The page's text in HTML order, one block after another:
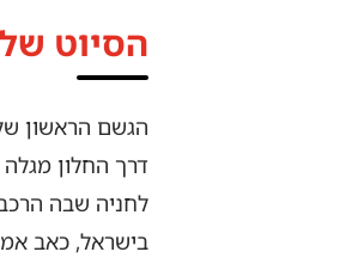
הסיוט
הגשם הראשון
דרך החלון
לחניה שבה
בישראל, כאב